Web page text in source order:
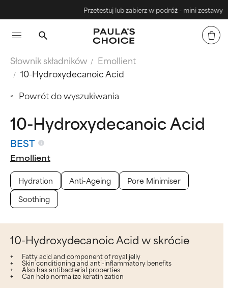
Przetestuj lub zabierz w podróż - mini zestawy
Słownik składników
Emollient
10-Hydroxydecanoic Acid
Powrót do wyszukiwania
10-Hydroxydecanoic Acid
BEST
Emollient
Hydration
Anti-Ageing
Pore Minimiser
Soothing
10-Hydroxydecanoic Acid w skrócie
Fatty acid and component of royal jelly
Skin conditioning and anti-inflammatory benefits
Also has antibacterial properties
Can help normalize keratinization